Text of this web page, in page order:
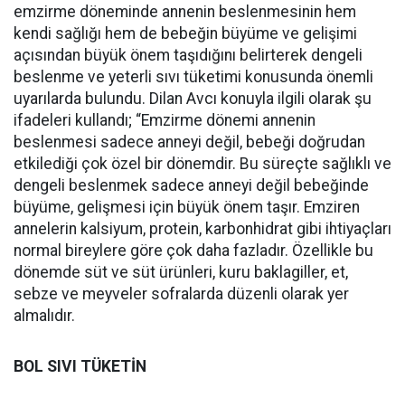
emzirme döneminde annenin beslenmesinin hem
kendi sağlığı hem de bebeğin büyüme ve gelişimi
açısından büyük önem taşıdığını belirterek dengeli
beslenme ve yeterli sıvı tüketimi konusunda önemli
uyarılarda bulundu. Dilan Avcı konuyla ilgili olarak şu
ifadeleri kullandı; “Emzirme dönemi annenin
beslenmesi sadece anneyi değil, bebeği doğrudan
etkilediği çok özel bir dönemdir. Bu süreçte sağlıklı ve
dengeli beslenmek sadece anneyi değil bebeğinde
büyüme, gelişmesi için büyük önem taşır. Emziren
annelerin kalsiyum, protein, karbonhidrat gibi ihtiyaçları
normal bireylere göre çok daha fazladır. Özellikle bu
dönemde süt ve süt ürünleri, kuru baklagiller, et,
sebze ve meyveler sofralarda düzenli olarak yer
almalıdır.
BOL SIVI TÜKETİN